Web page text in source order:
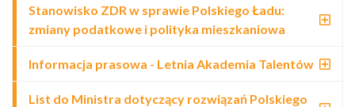
Stanowisko ZDR w sprawie Polskiego Ładu:
zmiany podatkowe i polityka mieszkaniowa
Informacja prasowa - Letnia Akademia Talentów
List do Ministra dotyczący rozwiązań Polskiego